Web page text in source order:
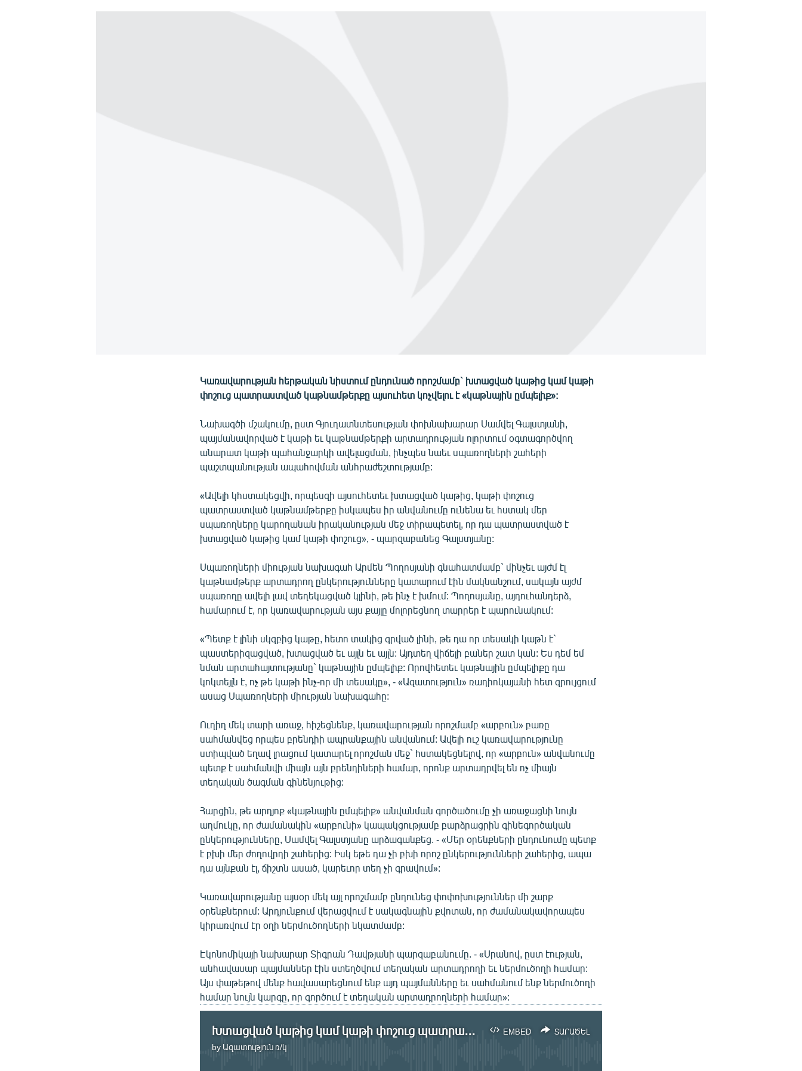
Կառավարության հերթական նիստում ընդունած որոշմամբ` խտացված կաթից կամ կաթի
փոշուց պատրաստված կաթնամթերքը այսուհետ կոչվելու է «կաթնային ըմպելիք»:
Նախագծի մշակումը, ըստ Գյուղատնտեսության փոխնախարար Սամվել Գալստյանի,
պայմանավորված է կաթի եւ կաթնամթերքի արտադրության ոլորտում օգտագործվող
անարատ կաթի պահանջարկի ավելացման, ինչպես նաեւ սպառողների շահերի
պաշտպանության ապահովման անհրաժեշտությամբ:
«Ավելի կհստակեցվի, որպեսզի այսուհետեւ խտացված կաթից, կաթի փոշուց
պատրաստված կաթնամթերքը իսկապես իր անվանումը ունենա եւ հստակ մեր
սպառողները կարողանան իրականության մեջ տիրապետել, որ դա պատրաստված է
խտացված կաթից կամ կաթի փոշուց», - պարզաբանեց Գալստյանը:
Սպառողների միության նախագահ Արմեն Պողոսյանի գնահատմամբ` մինչեւ այժմ էլ
կաթնամթերք արտադրող ընկերությունները կատարում էին մակնանշում, սակայն այժմ
սպառողը ավելի լավ տեղեկացված կլինի, թե ինչ է խմում: Պողոսյանը, այդուհանդերձ,
համարում է, որ կառավարության այս քայլը մոլորեցնող տարրեր է պարունակում:
«Պետք է լինի սկզբից կաթը, հետո տակից գրված լինի, թե դա որ տեսակի կաթն է`
պաստերիզացված, խտացված եւ այլն եւ այլն: Այդտեղ վիճելի բաներ շատ կան: Ես դեմ եմ
նման արտահայտությանը` կաթնային ըմպելիք: Որովհետեւ կաթնային ըմպելիքը դա
կոկտեյլն է, ոչ թե կաթի ինչ-որ մի տեսակը», - «Ազատություն» ռադիոկայանի հետ զրույցում
ասաց Սպառողների միության նախագահը:
Ուղիղ մեկ տարի առաջ, հիշեցնենք, կառավարության որոշմամբ «արբուն» բառը
սահմանվեց որպես բրենդիի ապրանքային անվանում: Ավելի ուշ կառավարությունը
ստիպված եղավ լրացում կատարել որոշման մեջ` հստակեցնելով, որ «արբուն» անվանումը
պետք է սահմանվի միայն այն բրենդիների համար, որոնք արտադրվել են ոչ միայն
տեղական ծագման գինենյութից:
Հարցին, թե արդյոք «կաթնային ըմպելիք» անվանման գործածումը չի առաջացնի նույն
աղմուկը, որ ժամանակին «արբունի» կապակցությամբ բարձրացրին գինեգործական
ընկերությունները, Սամվել Գալստյանը արձագանքեց. - «Մեր օրենքների ընդունումը պետք
է բխի մեր ժողովրդի շահերից: Իսկ եթե դա չի բխի որոշ ընկերությունների շահերից, ապա
դա այնքան էլ, ճիշտն ասած, կարեւոր տեղ չի գրավում»:
Կառավարությանը այսօր մեկ այլ որոշմամբ ընդունեց փոփոխություններ մի շարք
օրենքներում: Արդյունքում վերացվում է սակագնային քվոտան, որ ժամանակավորապես
կիրառվում էր օղի ներմուծողների նկատմամբ:
Էկոնոմիկայի նախարար Տիգրան Դավթյանի պարզաբանումը. - «Սրանով, ըստ էության,
անհավասար պայմաններ էին ստեղծվում տեղական արտադրողի եւ ներմուծողի համար:
Այս փաթեթով մենք հավասարեցնում ենք այդ պայմանները եւ սահմանում ենք ներմուծողի
համար նույն կարգը, որ գործում է տեղական արտադրողների համար»:
EMBED ՏԱՐԱԾԵԼ
Խտացված կաթից կամ կաթի փոշուց պատրաստված կաթնամթերքը կոչվելու «կաթնային ըմպելիք»
by Ազատություն ռ/կ